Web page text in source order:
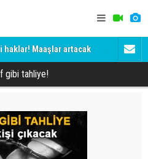
Maaşlar artacak Aman
gibi tahliye!